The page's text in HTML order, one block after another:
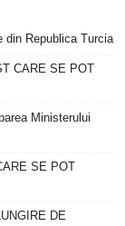
din Republica Turcia
CARE SE POT
Ministerului
SE POT
DE